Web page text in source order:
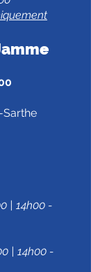
e
| 14h00 -
| 14h00 -